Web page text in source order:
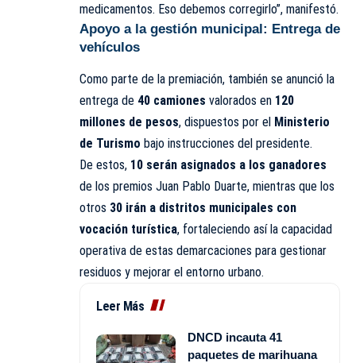
medicamentos. Eso debemos corregirlo”, manifestó.
Apoyo a la gestión municipal: Entrega de
vehículos
Como parte de la premiación, también se anunció la
entrega de 40 camiones valorados en 120
millones de pesos, dispuestos por el Ministerio
de Turismo bajo instrucciones del presidente.
De estos, 10 serán asignados a los ganadores
de los premios Juan Pablo Duarte, mientras que los
otros 30 irán a distritos municipales con
vocación turística, fortaleciendo así la capacidad
operativa de estas demarcaciones para gestionar
residuos y mejorar el entorno urbano.
Leer Más
DNCD incauta 41
paquetes de marihuana